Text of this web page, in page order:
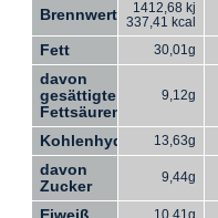
Brennwert
1412,68 kj
337,41 kcal
Fett 30,01g
davon
gesättigte
Fettsäuren
9,12g
Kohlenhydate 13,63g
davon
Zucker
9,44g
Eiweiß 10,41g